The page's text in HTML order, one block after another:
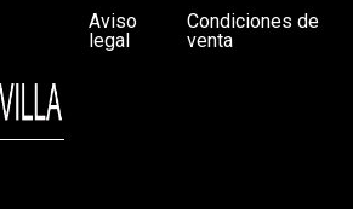
Aviso
legal
Condiciones de
venta